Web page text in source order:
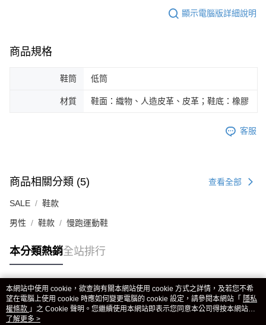
顯示電腦版詳細說明
商品規格
鞋筒 低筒
材質 鞋面：織物、人造皮革、皮革；鞋底：橡膠
客服
商品相關分類 (5) 查看全部
SALE 鞋款
男性 鞋款 慢跑運動鞋
本分類熱銷全站排行
熱門標籤
本網站中使用 cookie，欲查詢有關本網站使用 cookie 方式之詳情，及若您不希
望在電腦上使用 cookie 時應如何變更電腦的 cookie 設定，請參閱本網站「 隱私
權條款 」之 Cookie 聲明。您繼續使用本網站即表示您同意本公司得按本網站使
用條款之 Cookie 聲明使用 cookie。
了解更多 >